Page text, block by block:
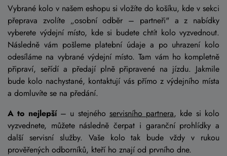
Vybrané kolo v našem eshopu si vložíte do košíku, kde v sekci
přeprava zvolíte „osobní odběr – partneři" a z nabídky
vyberete výdejní místo, kde si budete chtít kolo vyzvednout.
Následně vám pošleme platební údaje a po uhrazení kolo
odesíláme na vybrané výdejní místo. Tam vám ho kompletně
připraví, seřídí a předají plně připravené na jízdu. Jakmile
bude kolo nachystané, kontaktují vás přímo z výdejního místa
a domluvíte se na předání.
A to nejlepší– u stejného servisního partnera, kde si kolo
vyzvednete, můžete následně čerpat i garanční prohlídky a
další servisní služby. Vaše kolo tak bude vždy v rukou
prověřených odborníků, kteří ho znají od prvního dne.